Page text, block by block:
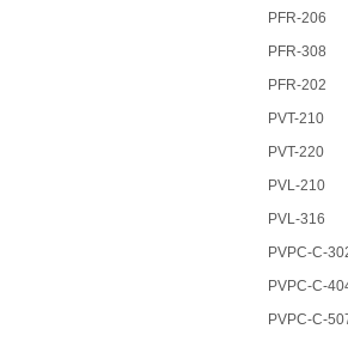
PFR-206
PFR-308
PFR-202
PVT-210
PVT-220
PVL-210
PVL-316
PVPC-C-
PVPC-C-
PVPC-C-